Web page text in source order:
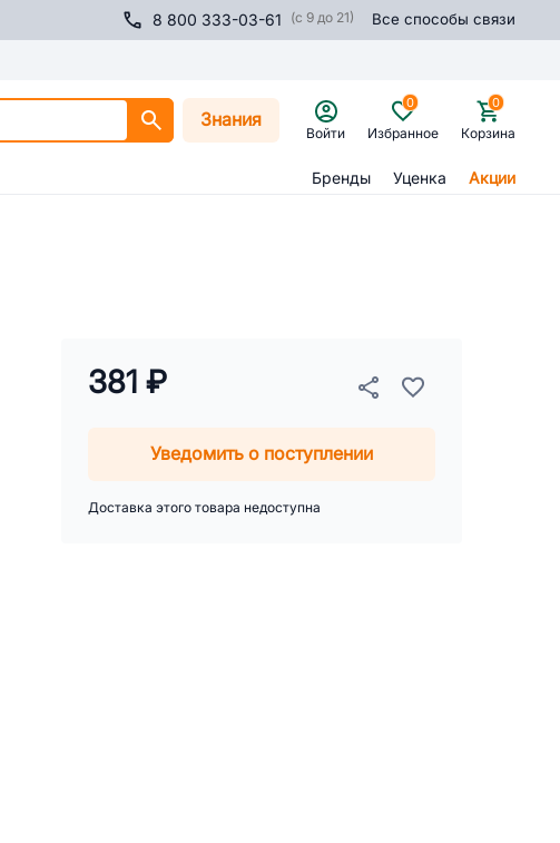
8 800 333-03-61 (с 9 до 21) Все способы связи
Знания
Войти Избранное
0
Корзина
0
Бренды Уценка Акции
381 ₽
Уведомить о поступлении
Доставка этого товара недоступна